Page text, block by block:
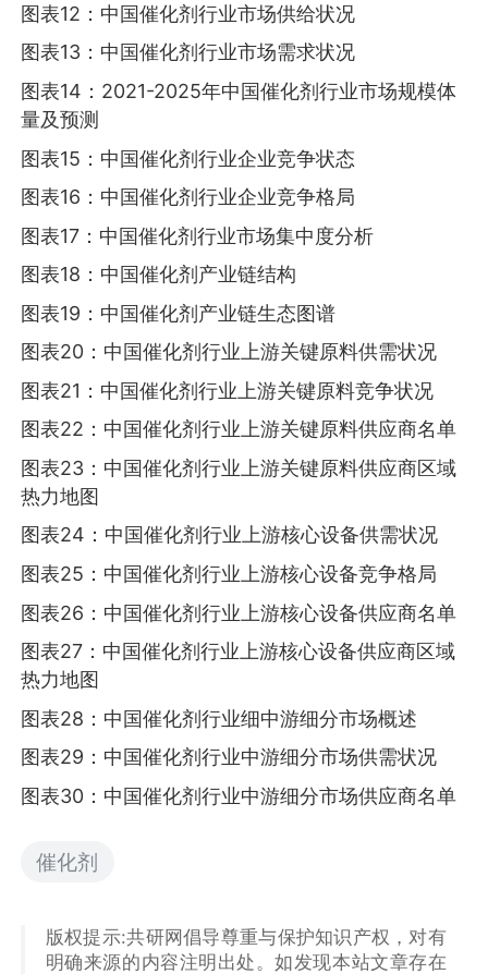
图表12：中国催化剂行业市场供给状况
图表13：中国催化剂行业市场需求状况
图表14：2021-2025年中国催化剂行业市场规模体
量及预测
图表15：中国催化剂行业企业竞争状态
图表16：中国催化剂行业企业竞争格局
图表17：中国催化剂行业市场集中度分析
图表18：中国催化剂产业链结构
图表19：中国催化剂产业链生态图谱
图表20：中国催化剂行业上游关键原料供需状况
图表21：中国催化剂行业上游关键原料竞争状况
图表22：中国催化剂行业上游关键原料供应商名单
图表23：中国催化剂行业上游关键原料供应商区域
热力地图
图表24：中国催化剂行业上游核心设备供需状况
图表25：中国催化剂行业上游核心设备竞争格局
图表26：中国催化剂行业上游核心设备供应商名单
图表27：中国催化剂行业上游核心设备供应商区域
热力地图
图表28：中国催化剂行业细中游细分市场概述
图表29：中国催化剂行业中游细分市场供需状况
图表30：中国催化剂行业中游细分市场供应商名单
催化剂
版权提示:共研网倡导尊重与保护知识产权，对有
明确来源的内容注明出处。如发现本站文章存在